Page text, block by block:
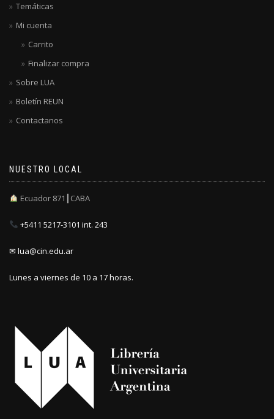
Temáticas
Mi cuenta
Carrito
Finalizar compra
Sobre LUA
Boletín REUN
Contactanos
NUESTRO LOCAL
Ecuador 871┃CABA
+5411 5217-3101 int. 243
✉ lua@cin.edu.ar
Lunes a viernes de 10 a 17 horas.